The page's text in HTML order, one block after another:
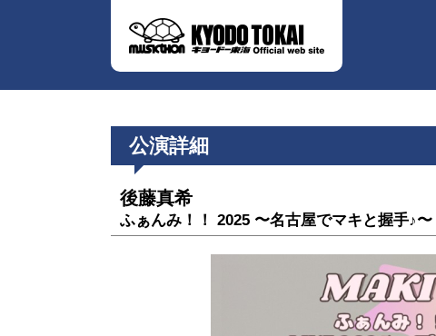
公演詳細
後藤真希
ふぁんみ！！ 2025 〜名古屋でマキと握⼿♪〜